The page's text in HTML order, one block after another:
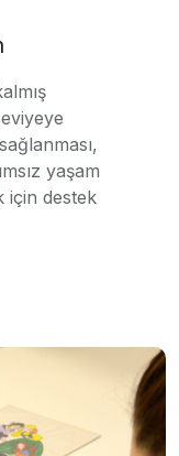
yaşam
için destek